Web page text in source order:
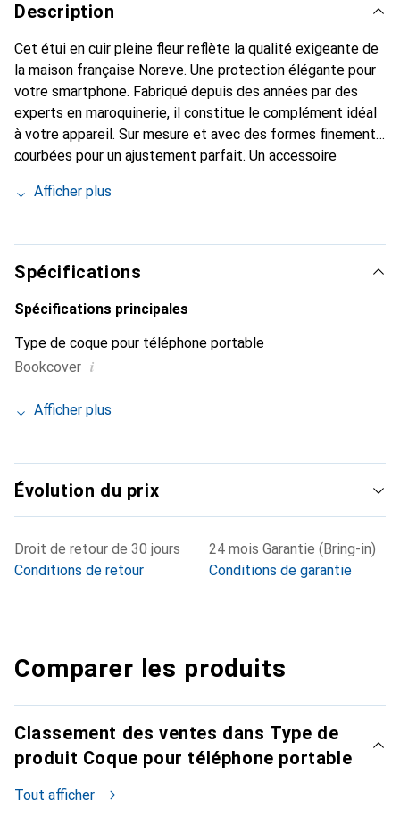
Description
Cet étui en cuir pleine fleur reflète la qualité exigeante de
la maison française Noreve. Une protection élégante pour
votre smartphone. Fabriqué depuis des années par des
experts en maroquinerie, il constitue le complément idéal
à votre appareil. Sur mesure et avec des formes finement
courbées pour un ajustement parfait. Un accessoire
marque Noreve est reconnue internationalement pour ses
choix pour le client exigeant.
Afficher plus
Spécifications
Spécifications principales
Type de coque pour téléphone portable
Bookcover i
Afficher plus
Évolution du prix
Droit de retour de 30 jours
Conditions de retour
24 mois Garantie (Bring-in)
Conditions de garantie
Comparer les produits
Classement des ventes dans Type de
produit Coque pour téléphone portable
Tout afficher